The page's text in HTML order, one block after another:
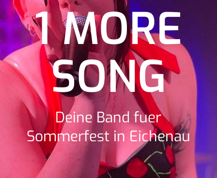
1 MORE
SONG
Deine Band fuer
Sommerfest in Eichenau